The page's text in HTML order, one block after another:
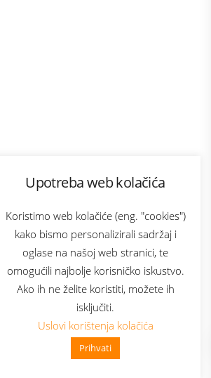
Upotreba web kolačića
Koristimo web kolačiće (eng. "cookies")
kako bismo personalizirali sadržaj i
oglase na našoj web stranici, te
omogućili najbolje korisničko iskustvo.
Ako ih ne želite koristiti, možete ih
isključiti.
Uslovi korištenja kolačića
Prihvati
👋 Zdravo, kako mogu pomoći?
Bonus plus
Prijava za newsletter